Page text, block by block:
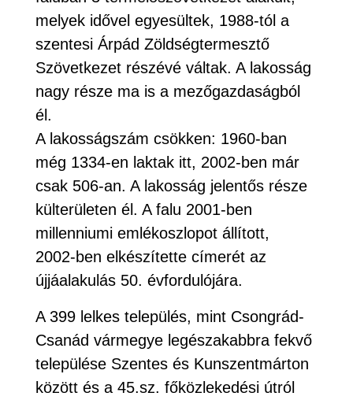
melyek idővel egyesültek, 1988-tól a
szentesi Árpád Zöldségtermesztő
Szövetkezet részévé váltak. A lakosság
nagy része ma is a mezőgazdaságból
él.
A lakosságszám csökken: 1960-ban
még 1334-en laktak itt, 2002-ben már
csak 506-an. A lakosság jelentős része
külterületen él. A falu 2001-ben
millenniumi emlékoszlopot állított,
2002-ben elkészítette címerét az
újjáalakulás 50. évfordulójára.
A 399 lelkes település, mint Csongrád-
Csanád vármegye legészakabbra fekvő
települése Szentes és Kunszentmárton
között és a 45.sz. főközlekedési útról